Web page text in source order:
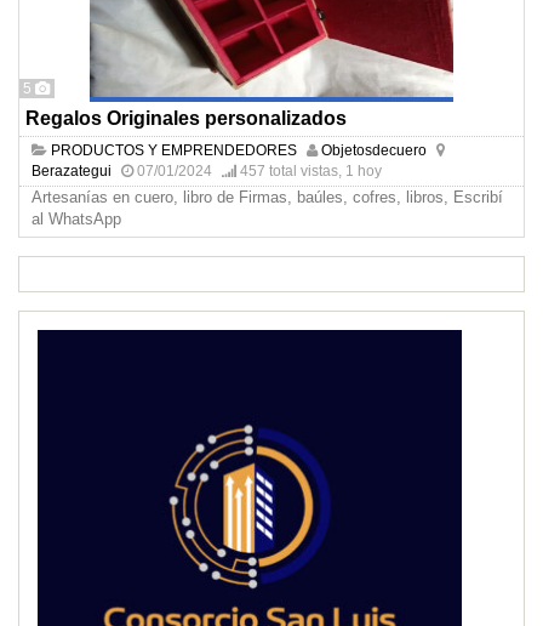
5
Regalos Originales personalizados
PRODUCTOS Y EMPRENDEDORES
Objetosdecuero
Berazategui
07/01/2024 457 total vistas, 1 hoy
Artesanías en cuero, libro de Firmas, baúles, cofres, libros, Escribí
al WhatsApp